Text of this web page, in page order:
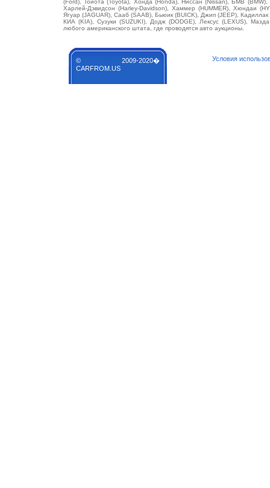
(Ford), Тойота (Toyota), Хонда (Honda), Ниссан (Nissan), БМВ
Харлей-Дэвидсон (Harley-Davidson), Хаммер (HUMMER), Хюндаи
Ягуар (JAGUAR), Сааб (SAAB), Бьюик (BUICK), Джип (JEEP),
КИА (KIA), Сузуки (SUZUKI), Додж (DODGE), Лексус (LEXUS),
любого американского штата, где проводятся авто аукционы.
© 2009-2020�
CARFROM.US
Условия